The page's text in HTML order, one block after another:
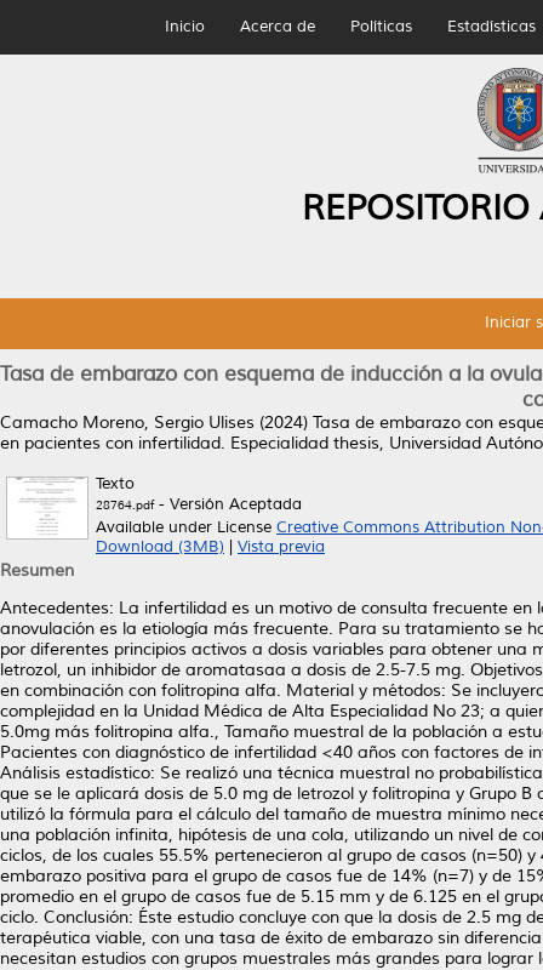
Inicio Acerca de Políticas Estadísticas
Iniciar
Tasa de embarazo con esquema de inducción a la
Camacho Moreno, Sergio Ulises (2024) Tasa de embarazo con
en pacientes con infertilidad. Especialidad thesis, Universidad
Texto
28764.pdf- Versión Aceptada
Available under License Creative Commons Attribution
Download (3MB)
Vista previa
Resumen
Antecedentes: La infertilidad es un motivo de consulta frecuente
anovulación es la etiología más frecuente. Para su tratamiento se
por diferentes principios activos a dosis variables para obtener
letrozol, un inhibidor de aromatasaa a dosis de 2.5-7.5 mg.
en combinación con folitropina alfa. Material y métodos: Se
complejidad en la Unidad Médica de Alta Especialidad No 23; a
5.0mg más folitropina alfa., Tamaño muestral de la población a
Pacientes con diagnóstico de infertilidad <40 años con factores de
Análisis estadístico: Se realizó una técnica muestral no
que se le aplicará dosis de 5.0 mg de letrozol y folitropina y Grupo
utilizó la fórmula para el cálculo del tamaño de muestra mínimo
una población infinita, hipótesis de una cola, utilizando un nivel de
ciclos, de los cuales 55.5% pertenecieron al grupo de casos (n=50)
embarazo positiva para el grupo de casos fue de 14% (n=7) y de
promedio en el grupo de casos fue de 5.15 mm y de 6.125 en el
ciclo. Conclusión: Éste estudio concluye con que la dosis de 2.5
terapéutica viable, con una tasa de éxito de embarazo sin
necesitan estudios con grupos muestrales más grandes para lograr